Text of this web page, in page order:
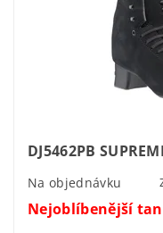
DJ5462PB
Na objednávku
Nejoblíbenější